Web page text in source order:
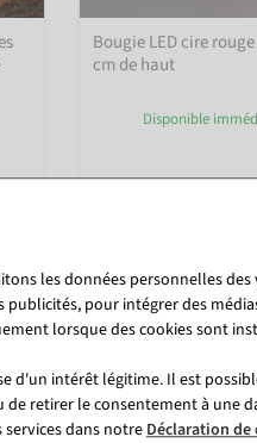
Bougie LED cire
cm de haut
Disponible
9,46 €
les données personnelles
pour intégrer des
lorsque des cookies sont
d'un intérêt légitime. Il est
retirer le consentement à une
dans notre Déclaration